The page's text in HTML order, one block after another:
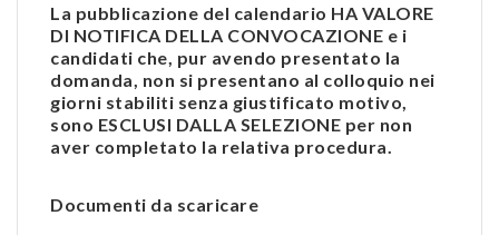
La pubblicazione del calendario HA VALORE
DI NOTIFICA DELLA CONVOCAZIONE e i
candidati che, pur avendo presentato la
domanda, non si presentano al colloquio nei
giorni stabiliti senza giustificato motivo,
sono ESCLUSI DALLA SELEZIONE per non
aver completato la relativa procedura.
Documenti da scaricare